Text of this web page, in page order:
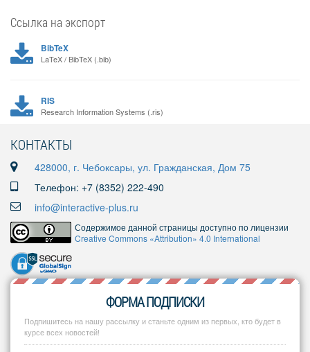
Ссылка на экспорт
BibTeX
LaTeX / BibTeX (.bib)
RIS
Research Information Systems (.ris)
КОНТАКТЫ
428000, г. Чебоксары, ул. Гражданская, Дом 75
Телефон: +7 (8352) 222-490
info@interactive-plus.ru
Содержимое данной страницы доступно по лицензии
Creative Commons «Attribution» 4.0 International
ФОРМА ПОДПИСКИ
Подпишитесь на нашу рассылку и станьте одним из первых, кто будет в
курсе всех новостей!